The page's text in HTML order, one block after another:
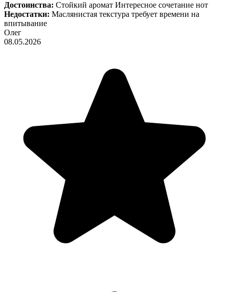
Достоинства: Стойкий аромат Интересное сочетание нот
Недостатки: Маслянистая текстура требует времени на
впитывание
Олег
08.05.2026